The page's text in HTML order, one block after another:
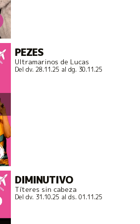
PEZES
Ultramarinos de Lucas
Del dv. 28.11.25 al dg. 30.11.25
DIMINUTIVO
Títeres sin cabeza
Del dv. 31.10.25 al ds. 01.11.25